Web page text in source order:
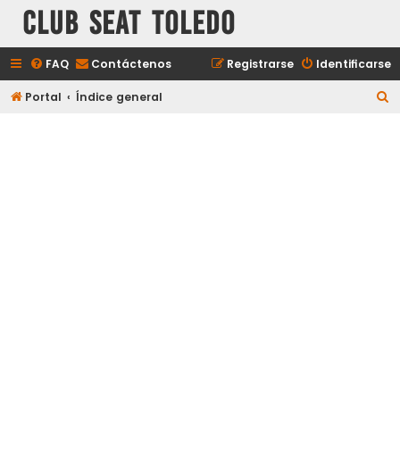
Club Seat Toledo
FAQ Contáctenos Identificarse
Registrarse
Portal Índice general